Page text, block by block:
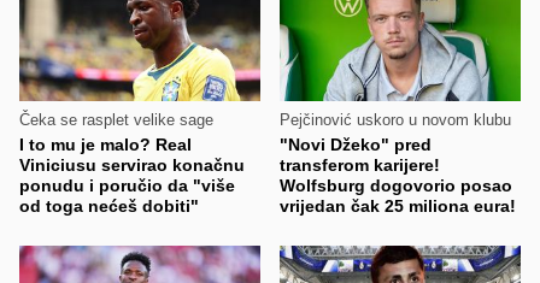
Čeka se rasplet velike sage
I to mu je malo? Real
Viniciusu servirao konačnu
ponudu i poručio da "više
od toga nećeš dobiti"
Pejčinović uskoro u novom klubu
"Novi Džeko" pred
transferom karijere!
Wolfsburg dogovorio posao
vrijedan čak 25 miliona eura!